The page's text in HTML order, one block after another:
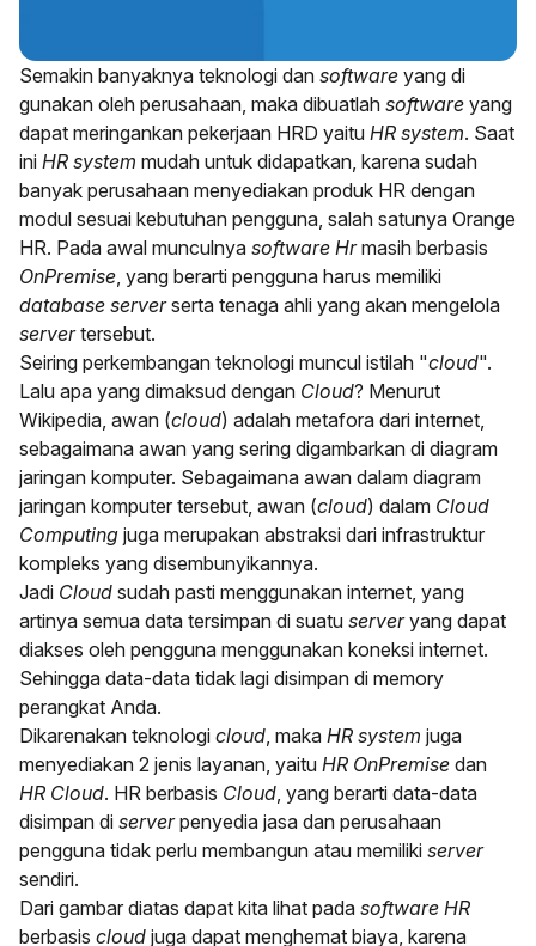
Semakin banyaknya teknologi dan software yang di
gunakan oleh perusahaan, maka dibuatlah software yang
dapat meringankan pekerjaan HRD yaitu HR system. Saat
ini HR system mudah untuk didapatkan, karena sudah
banyak perusahaan menyediakan produk HR dengan
modul sesuai kebutuhan pengguna, salah satunya Orange
HR. Pada awal munculnya software Hrmasih berbasis
OnPremise, yang berarti pengguna harus memiliki
database serverserta tenaga ahli yang akan mengelola
servertersebut.
Seiring perkembangan teknologi muncul istilah "cloud".
Lalu apa yang dimaksud dengan Cloud? Menurut
Wikipedia, awan (cloud) adalah metafora dari internet,
sebagaimana awan yang sering digambarkan di diagram
jaringan komputer. Sebagaimana awan dalam diagram
jaringan komputer tersebut, awan (cloud) dalam Cloud
Computing juga merupakan abstraksi dari infrastruktur
kompleks yang disembunyikannya.
Jadi Cloud sudah pasti menggunakan internet, yang
artinya semua data tersimpan di suatu serveryang dapat
diakses oleh pengguna menggunakan koneksi internet.
Sehingga data-data tidak lagi disimpan di memory
perangkat Anda.
Dikarenakan teknologi cloud, maka HR system juga
menyediakan 2 jenis layanan, yaitu HR OnPremise dan
HR Cloud. HR berbasis Cloud, yang berarti data-data
disimpan di serverpenyedia jasa dan perusahaan
pengguna tidak perlu membangun atau memiliki server
sendiri.
Dari gambar diatas dapat kita lihat pada software HR
berbasis cloud juga dapat menghemat biaya, karena